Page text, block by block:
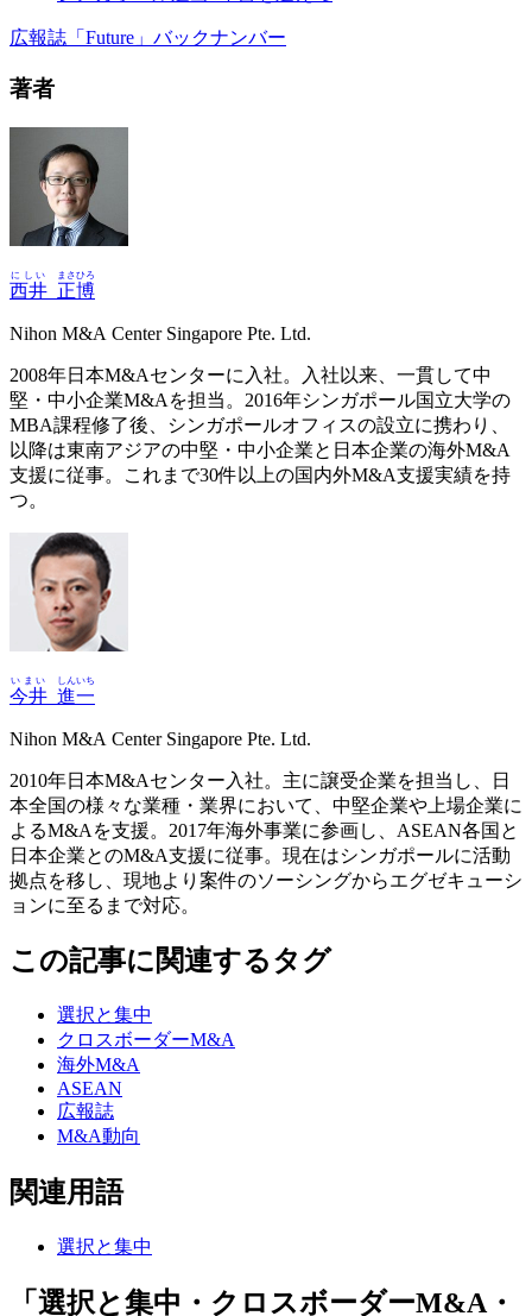
広報誌「Future」バックナンバー
著者
西井
にしい
正博
まさひろ
Nihon M&A Center Singapore Pte. Ltd.
2008年日本M&Aセンターに入社。入社以来、一貫して中
堅・中小企業M&Aを担当。2016年シンガポール国立大学の
MBA課程修了後、シンガポールオフィスの設立に携わり、
以降は東南アジアの中堅・中小企業と日本企業の海外M&A
支援に従事。これまで30件以上の国内外M&A支援実績を持
つ。
今井
いまい
進一
しんいち
Nihon M&A Center Singapore Pte. Ltd.
2010年日本M&Aセンター入社。主に譲受企業を担当し、日
本全国の様々な業種・業界において、中堅企業や上場企業に
よるM&Aを支援。2017年海外事業に参画し、ASEAN各国と
日本企業とのM&A支援に従事。現在はシンガポールに活動
拠点を移し、現地より案件のソーシングからエグゼキューシ
ョンに至るまで対応。
この記事に関連するタグ
選択と集中
クロスボーダーM&A
海外M&A
ASEAN
広報誌
M&A動向
関連用語
選択と集中
「選択と集中・クロスボーダーM&A・